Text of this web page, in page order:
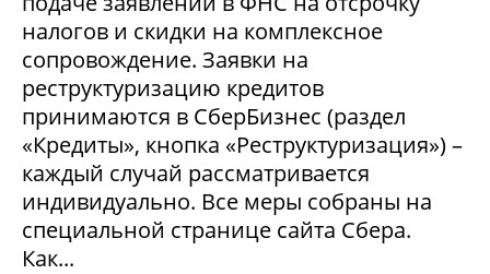
налогов и скидки на комплексное
сопровождение. Заявки на
реструктуризацию кредитов
принимаются в СберБизнес (раздел
«Кредиты», кнопка «Реструктуризация») –
каждый случай рассматривается
индивидуально. Все меры собраны на
специальной странице сайта Сбера.
Как...